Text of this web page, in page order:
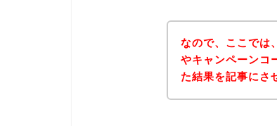
なので、ここでは
やキャンペーンコ
た結果を記事にさ